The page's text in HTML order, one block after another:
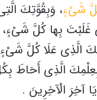
شَىْءٍ، وَبِقُوَّتِكَ
بِها كُلَّ شَىْءٍ،
عَلَا كُلَّ
الَّذِى أَحَاطَ
آخِرَ الْآخِرِينَ .